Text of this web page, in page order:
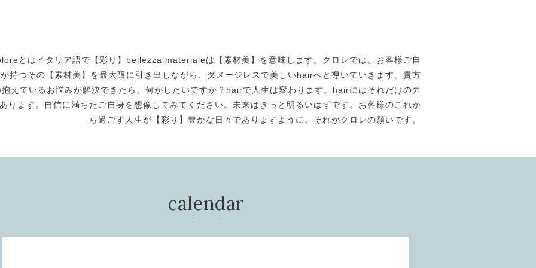
とはイタリア語で【彩り】bellezza materialeは【素材美】を意味します。クロレでは、お客様ご自
持つその【素材美】を最大限に引き出しながら、ダメージレスで美しいhairへと導いていきます。貴方
抱えているお悩みが解決できたら、何がしたいですか？hairで人生は変わります。hairにはそれだけの力
ります。自信に満ちたご自身を想像してみてください。未来はきっと明るいはずです。お客様のこれか
ら過ごす人生が【彩り】豊かな日々でありますように。それがクロレの願いです。
calendar